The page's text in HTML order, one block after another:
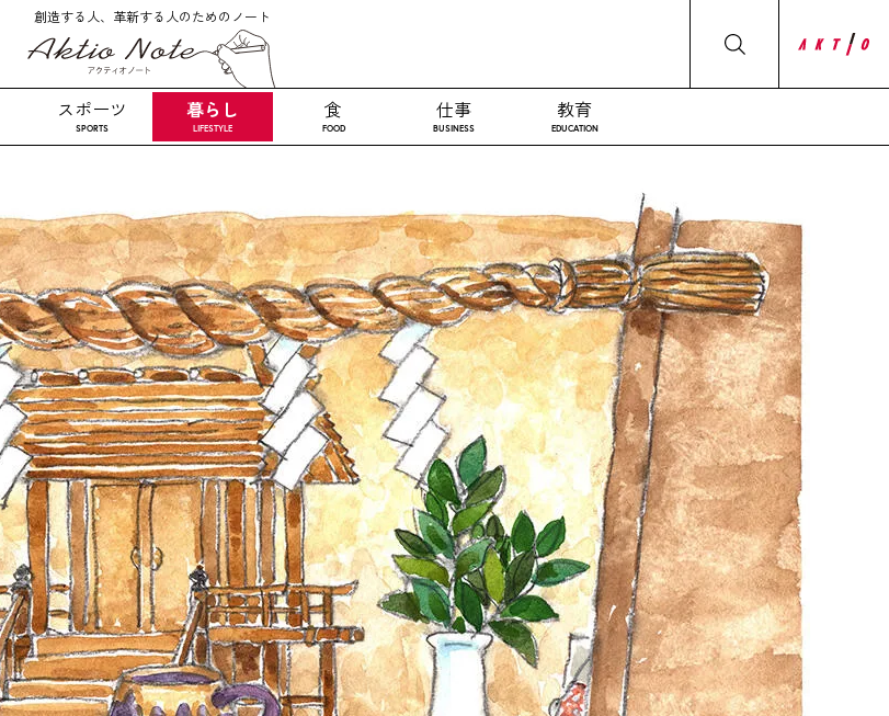
創造する人、革新する人のためのノート
スポーツ
SPORTS
暮らし
LIFESTYLE
食
FOOD
仕事
BUSINESS
教育
EDUCATION